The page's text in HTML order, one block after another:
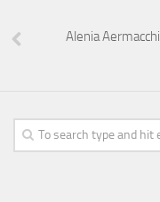
Alenia